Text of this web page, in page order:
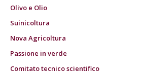
Olivo e Olio
Suinicoltura
Nova Agricoltura
Passione in verde
Comitato tecnico scientifico